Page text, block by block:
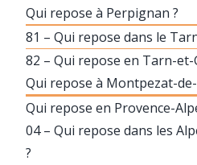
Qui repose à Perpignan ?
81 – Qui repose dans le
82 – Qui repose en Tarn-et-
Qui repose à Montpezat-
Qui repose en Provence-
04 – Qui repose dans les
?